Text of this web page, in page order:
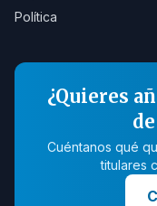
Política
¿Quieres
Cuéntanos qué
titulares